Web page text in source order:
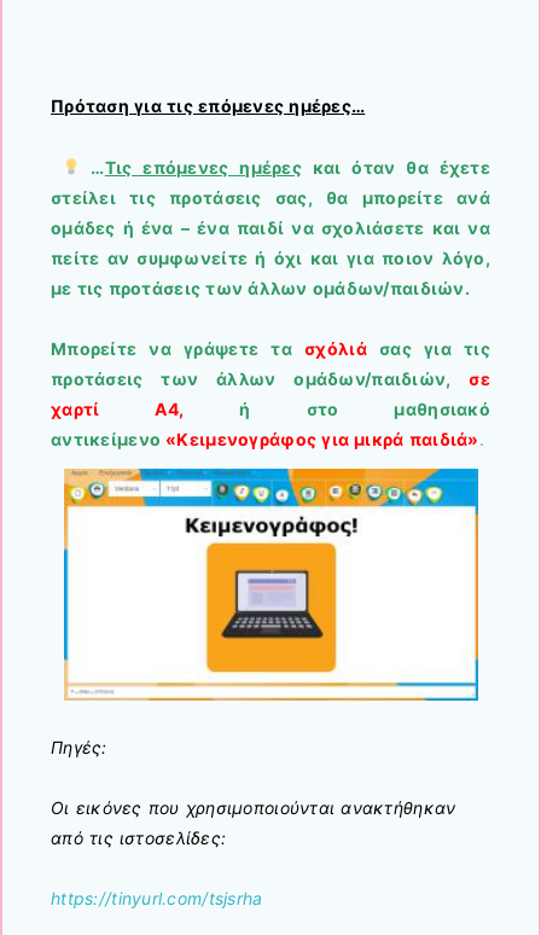
Πρόταση για τις επόμενες ημέρες…
…Τις επόμενες ημέρες και όταν θα έχετε
στείλει τις προτάσεις σας, θα μπορείτε ανά
ομάδες ή ένα – ένα παιδί να σχολιάσετε και να
πείτε αν συμφωνείτε ή όχι και για ποιον λόγο,
με τις προτάσεις των άλλων ομάδων/παιδιών.
Mπορείτε να γράψετε τα σχόλιάσας για τις
προτάσεις των άλλων ομάδων/παιδιών, σε
χαρτί Α4, ή στο μαθησιακό
αντικείμενο «Κειμενογράφος για μικρά παιδιά».
Πηγές:
Οι εικόνες που χρησιμοποιούνται ανακτήθηκαν
από τις ιστοσελίδες:
https://tinyurl.com/tsjsrha